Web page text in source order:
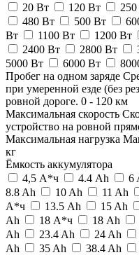
20 Вт
120 Вт
480 Вт
500 Вт
Вт
1100 Вт 1200 Вт
2400 Вт
2800 Вт
5000 Вт
6000 Вт
Пробег на одном заряде
при умеренной езде (без
ровной дороге. 0 - 120 км
Максимальная скорость
устройство на ровной
Максимальная нагрузка
кг
Ёмкость аккумулятора
4,5 А*ч
4.4 Ah 6
8.8 Ah
10 Ah 11 Ah
А*ч
13.5 Ah 15 Ah
Ah
18 А*ч 18 Аh
Ah
23.4 Ah 24 Ah
Ah
35 Ah 38.4 Ah